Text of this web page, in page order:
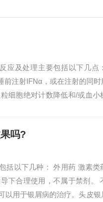
应及处理主要包括以下几点
注射IFNα，或在注射的同时
细胞绝对计数降低和/或血小
吗?
括以下几种： 外用药 激素类
下合理使用，不属于禁剂。
用于银屑病的治疗。头皮银